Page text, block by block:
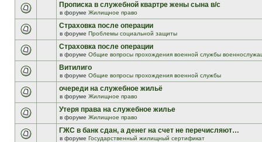
Прописка в служебной квартре жены сына в/с
в форуме Жилищное право
Страховка после операции
в форуме Проблемы социальной защиты
Страховка после операции
в форуме Общие вопросы прохождения военной службы
Витилиго
в форуме Общие вопросы прохождения военной службы
очереди на служебное жильё
в форуме Жилищное право
Утеря права на служебное жилье
в форуме Жилищное право
ГЖС в банк сдан, а денег на счет не перечисляют…
в форуме Государственный жилищный сертификат